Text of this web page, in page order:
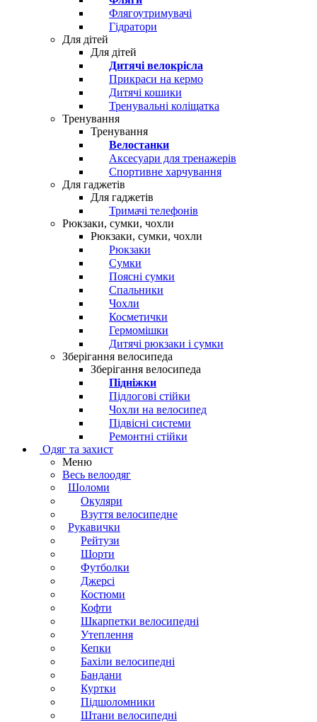
Флягоутримувачі
Гідратори
Для дітей
Для дітей
Дитячі велокрісла
Прикраси на кермо
Дитячі кошики
Тренувальні коліщатка
Тренування
Тренування
Велостанки
Аксесуари для тренажерів
Спортивне харчування
Для гаджетів
Для гаджетів
Тримачі телефонів
Рюкзаки, сумки, чохли
Рюкзаки, сумки, чохли
Рюкзаки
Сумки
Поясні сумки
Спальники
Чохли
Косметички
Гермомішки
Дитячі рюкзаки і сумки
Зберігання велосипеда
Зберігання велосипеда
Підніжки
Підлогові стійки
Чохли на велосипед
Підвісні системи
Ремонтні стійки
Одяг та захист
Меню
Весь велоодяг
Шоломи
Окуляри
Взуття велосипедне
Рукавички
Рейтузи
Шорти
Футболки
Джерсі
Костюми
Кофти
Шкарпетки велосипедні
Утеплення
Кепки
Бахіли велосипедні
Бандани
Куртки
Підшоломники
Штани велосипедні